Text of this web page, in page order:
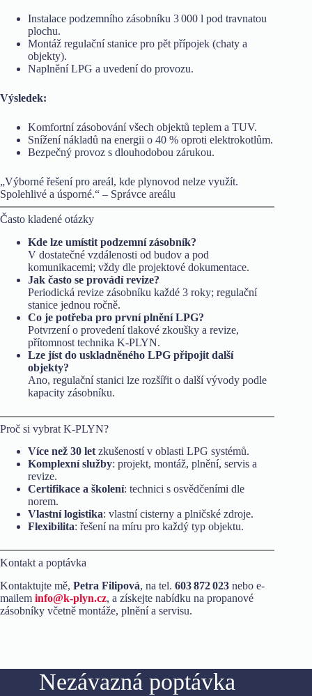
Instalace podzemního zásobníku 3 000 l pod travnatou
plochu.
Montáž regulační stanice pro pět přípojek (chaty a
objekty).
Naplnění LPG a uvedení do provozu.
Výsledek:
Komfortní zásobování všech objektů teplem a TUV.
Snížení nákladů na energii o 40 % oproti elektrokotlům.
Bezpečný provoz s dlouhodobou zárukou.
„Výborné řešení pro areál, kde plynovod nelze využít.
Spolehlivé a úsporné.“ – Správce areálu
Často kladené otázky
Kde lze umístit podzemní zásobník?
V dostatečné vzdálenosti od budov a pod
komunikacemi; vždy dle projektové dokumentace.
Jak často se provádí revize?
Periodická revize zásobníku každé 3 roky; regulační
stanice jednou ročně.
Co je potřeba pro první plnění LPG?
Potvrzení o provedení tlakové zkoušky a revize,
přítomnost technika K-PLYN.
Lze jíst do uskladněného LPG připojit další
objekty?
Ano, regulační stanici lze rozšířit o další vývody podle
kapacity zásobníku.
Proč si vybrat K-PLYN?
Více než 30 let zkušeností v oblasti LPG systémů.
Komplexní služby: projekt, montáž, plnění, servis a
revize.
Certifikace a školení: technici s osvědčeními dle
norem.
Vlastní logistika: vlastní cisterny a plničské zdroje.
Flexibilita: řešení na míru pro každý typ objektu.
Kontakt a poptávka
Kontaktujte mě, Petra Filipová, na tel. 603 872 023 nebo e-
mailem info@k-plyn.cz, a získejte nabídku na propanové
zásobníky včetně montáže, plnění a servisu.
Nezávazná poptávka